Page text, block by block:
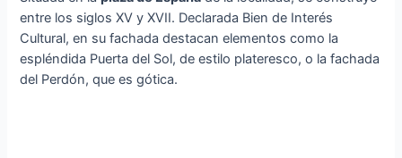
entre los siglos XV y XVII. Declarada Bien de Interés
Cultural, en su fachada destacan elementos como la
espléndida Puerta del Sol, de estilo plateresco, o la fachada
del Perdón, que es gótica.